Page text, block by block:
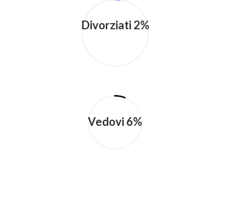
Divorziati 2%
Vedovi 6%